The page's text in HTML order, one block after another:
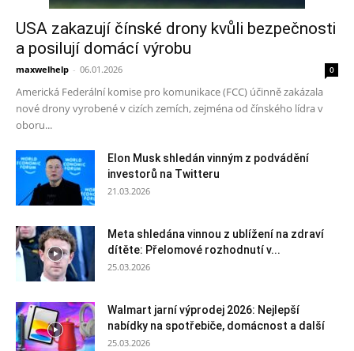
USA zakazují čínské drony kvůli bezpečnosti
a posilují domácí výrobu
maxwelhelp - 06.01.2026 0
Americká Federální komise pro komunikace (FCC) účinně zakázala
nové drony vyrobené v cizích zemích, zejména od čínského lídra v
oboru...
Elon Musk shledán vinným z podvádění
investorů na Twitteru
21.03.2026
Meta shledána vinnou z ublížení na zdraví
dítěte: Přelomové rozhodnutí v...
25.03.2026
Walmart jarní výprodej 2026: Nejlepší
nabídky na spotřebiče, domácnost a další
25.03.2026